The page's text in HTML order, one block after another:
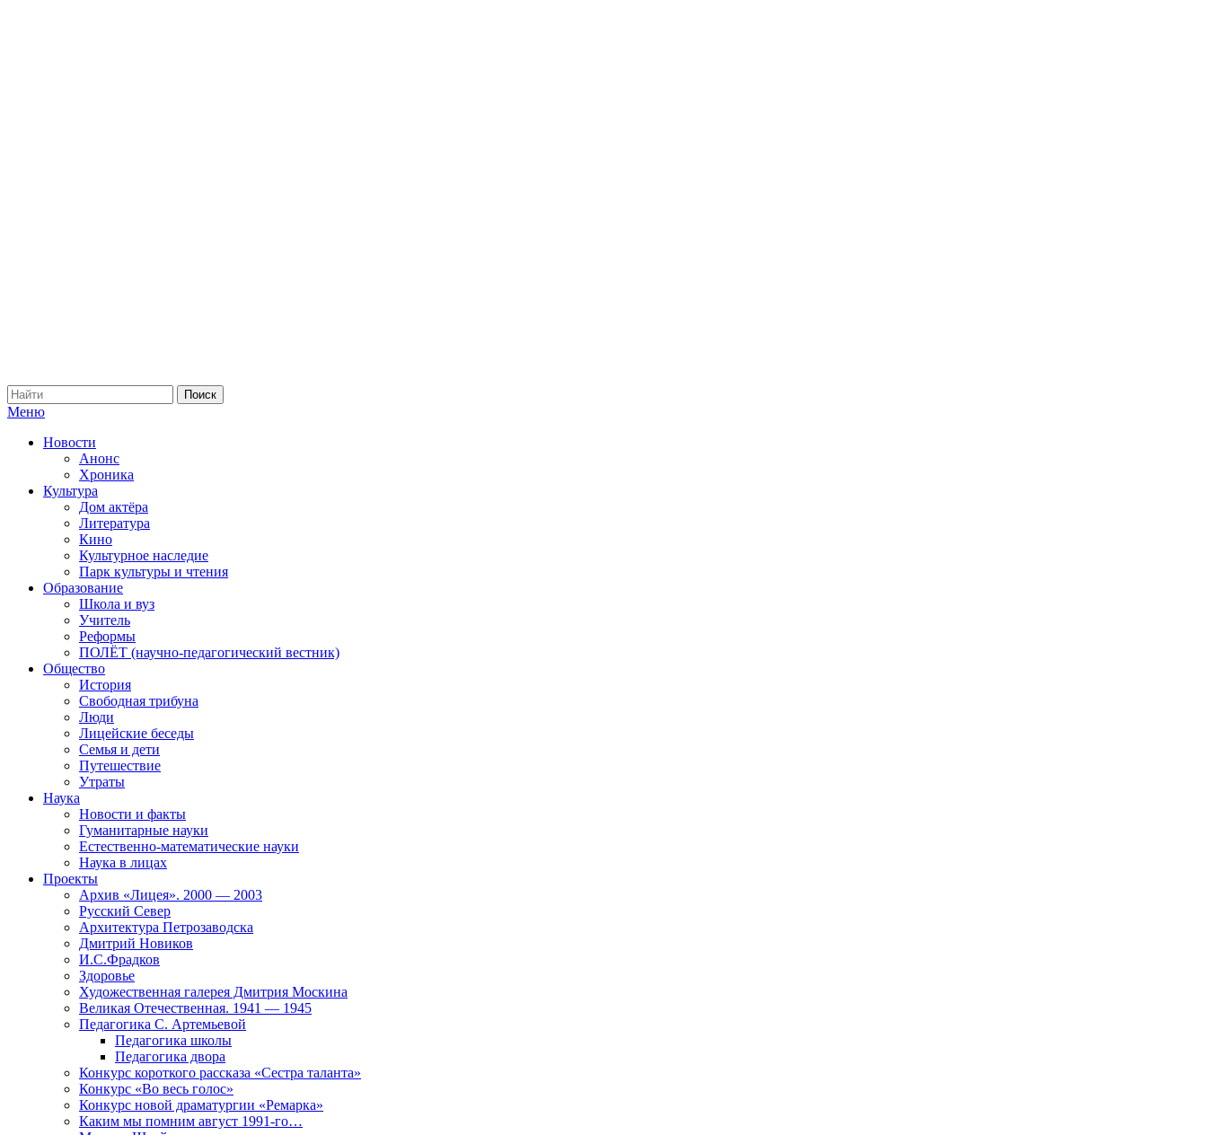
Меню
Новости
Анонс
Хроника
Культура
Дом актёра
Литература
Кино
Культурное наследие
Парк культуры и чтения
Образование
Школа и вуз
Учитель
Реформы
ПОЛЁТ (научно-педагогический вестник)
Общество
История
Свободная трибуна
Люди
Лицейские беседы
Семья и дети
Путешествие
Утраты
Наука
Новости и факты
Гуманитарные науки
Естественно-математические науки
Наука в лицах
Проекты
Архив «Лицея». 2000 — 2003
Русский Север
Архитектура Петрозаводска
Дмитрий Новиков
И.С.Фрадков
Здоровье
Художественная галерея Дмитрия Москина
Великая Отечественная. 1941 — 1945
Педагогика С. Артемьевой
Педагогика школы
Педагогика двора
Конкурс короткого рассказа «Сестра таланта»
Конкурс «Во весь голос»
Конкурс новой драматургии «Ремарка»
Каким мы помним август 1991-го…